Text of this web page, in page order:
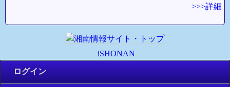
>>>詳細
iSHONAN
ログイン